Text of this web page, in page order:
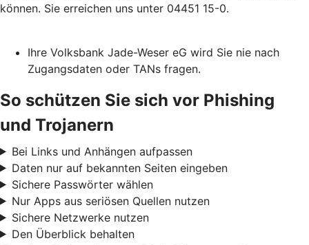
können. Sie erreichen uns unter 04451 15-0.
Ihre Volksbank Jade-Weser eG wird Sie nie nach
Zugangsdaten oder TANs fragen.
So schützen Sie sich vor Phishing
und Trojanern
Bei Links und Anhängen aufpassen
Daten nur auf bekannten Seiten eingeben
Sichere Passwörter wählen
Nur Apps aus seriösen Quellen nutzen
Sichere Netzwerke nutzen
Den Überblick behalten